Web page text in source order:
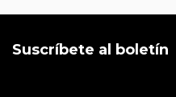
Suscríbete al boletín